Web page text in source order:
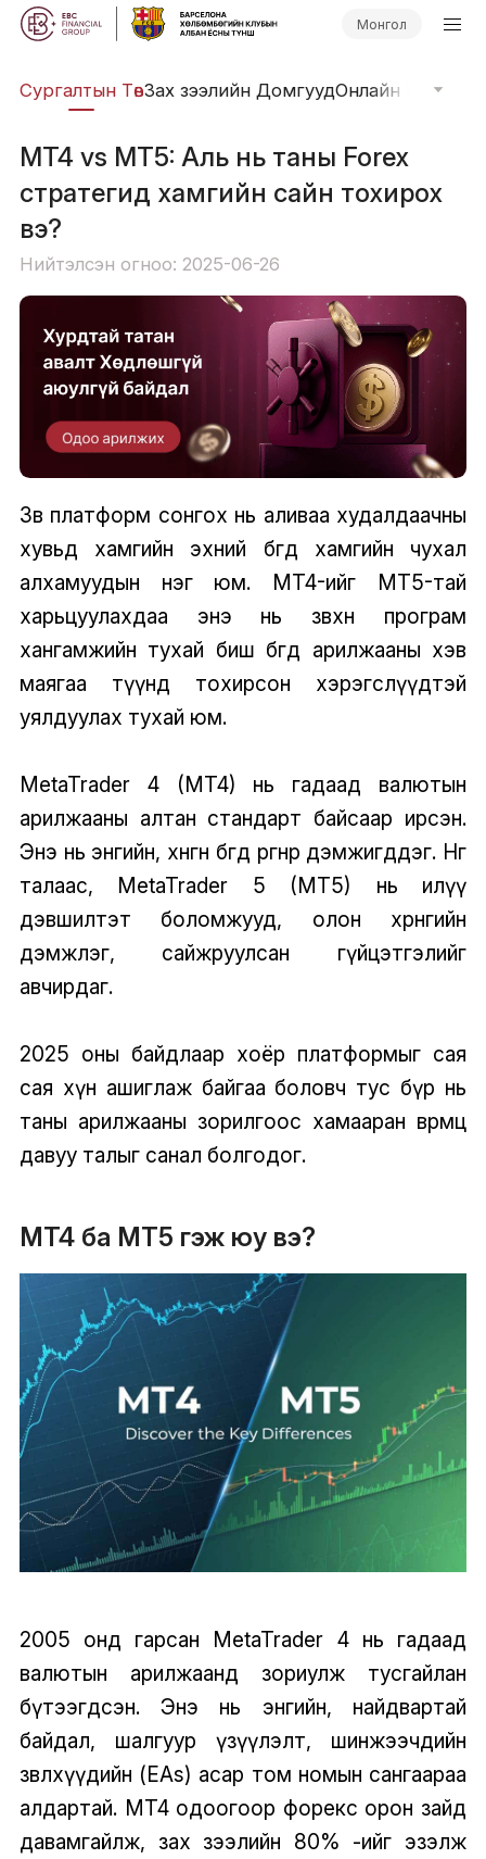
Монгол
Сургалтын ТөвЗах зээлийн ДомгуудОнлайн
MT4 vs MT5: Аль нь таны Forex
стратегид хамгийн сайн тохирох
вэ?
Нийтэлсэн огноо: 2025-06-26
Зөв платформ сонгох нь аливаа худалдаачны
хувьд хамгийн эхний бөгөөд хамгийн чухал
алхамуудын нэг юм. MT4-ийг MT5-тай
харьцуулахдаа энэ нь зөвхөн програм
хангамжийн тухай биш бөгөөд арилжааны хэв
маягаа түүнд тохирсон хэрэгслүүдтэй
уялдуулах тухай юм.
MetaTrader 4 (MT4) нь гадаад валютын
арилжааны алтан стандарт байсаар ирсэн.
Энэ нь энгийн, хөнгөн бөгөөд өргөнөөр дэмжигддэг. Нөгөө
талаас, MetaTrader 5 (MT5) нь илүү
дэвшилтэт боломжууд, олон хөрөнгийн
дэмжлэг, сайжруулсан гүйцэтгэлийг
авчирдаг.
2025 оны байдлаар хоёр платформыг сая
сая хүн ашиглаж байгаа боловч тус бүр нь
таны арилжааны зорилгоос хамааран өвөрмөц
давуу талыг санал болгодог.
MT4 ба MT5 гэж юу вэ?
2005 онд гарсан MetaTrader 4 нь гадаад
валютын арилжаанд зориулж тусгайлан
бүтээгдсэн. Энэ нь энгийн, найдвартай
байдал, шалгуур үзүүлэлт, шинжээчдийн
зөвлөхүүдийн (EAs) асар том номын сангаараа
алдартай. MT4 одоогоор форекс орон зайд
давамгайлж, зах зээлийн 80% -ийг эзэлж